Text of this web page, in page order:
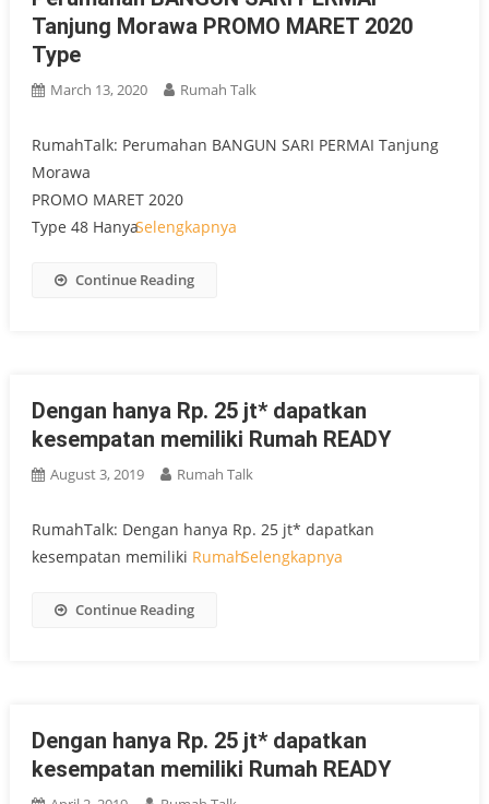
Tanjung Morawa PROMO MARET 2020
Type
March 13, 2020 Rumah Talk
RumahTalk: Perumahan BANGUN SARI PERMAI Tanjung
Morawa
PROMO MARET 2020
Type 48 HanyaSelengkapnya
Continue Reading
Dengan hanya Rp. 25 jt* dapatkan
kesempatan memiliki Rumah READY
August 3, 2019 Rumah Talk
RumahTalk: Dengan hanya Rp. 25 jt* dapatkan
kesempatan memiliki RumahSelengkapnya
Continue Reading
Dengan hanya Rp. 25 jt* dapatkan
kesempatan memiliki Rumah READY